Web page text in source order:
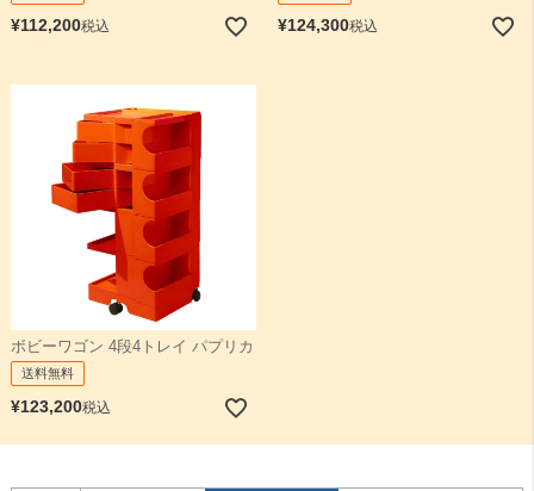
¥112,200税込 ¥124,300税込
ボビーワゴン 4段4トレイ パプリカ
送料無料
¥123,200税込